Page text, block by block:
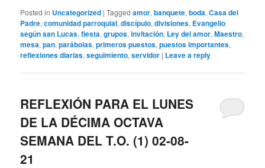
Posted in Uncategorized |Tagged amor,banquete,boda,Casa del
Padre,comunidad parroquial,discípulo,divisiones, Evangelio
según san Lucas,fiesta,grupos,invitación, Ley del amor,Maestro,
mesa,pan,parábolas,primeros puestos,puestos importantes,
reflexiones diarias,seguimiento,servidor | Leave a reply
REFLEXIÓN PARA EL LUNES
DE LA DÉCIMA OCTAVA
SEMANA DEL T.O. (1) 02-08-
21